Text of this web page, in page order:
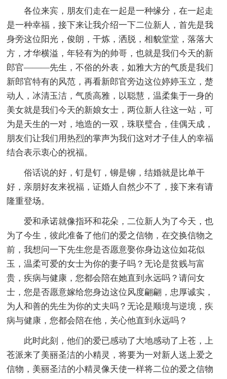
各位来宾，朋友们走在一起是一种缘分，在一起走
是一种幸福，接下来让我介绍一下二位新人，首先是我
身旁这位阳光，俊朗，干炼，洒脱，相貌堂堂，落落大
方，才华横溢，年轻有为的帅哥，也就是我们今天的新
郎官———先生，不俗的外表，如雅大方的气质是我们
新郎官特有的风范，再看新郎官旁边这位婷婷玉立，楚
动人，冰清玉洁，气质高雅，以聪慧，温柔集于一身的
美女就是我们今天的新娘女士，两位新人往这一站，可
为是天生的一对，地造的一双，珠联璧合，佳偶天成，
朋友们让我们用热烈的掌声为我们这对才子佳人的幸福
结合表示衷心的祝福。
俗话说的好，钉是钉，铆是铆，结婚就是比单干
好，亲朋好友来祝福，证婚人自然少不了，接下来有请
隆重登场。
爱和承诺就像指环和花朵，二位新人为了今天，也
为了今生，彼此准备了他们的爱之信物，在交换信物之
前，我想问一下先生您是否愿意娶你身边这位如花似
玉，温柔可爱的女士为你的妻子吗？无论是贫贱与富
贵，疾病与健康，您都会陪在她直到永远吗？请问女
士，您是否愿意嫁给您身边这位风度翩翩，忠厚诚实，
为人和善的先生为你的丈夫吗？无论是顺境与逆境，疾
病与健康，您都会陪在他，关心他直到永远吗？
此时此刻，他们的爱已感动了大地感动了上苍，上
苍派来了美丽圣洁的小精灵，将要为一对新人送上爱之
信物，美丽圣洁的小精灵像天使一样将二位的爱之信物